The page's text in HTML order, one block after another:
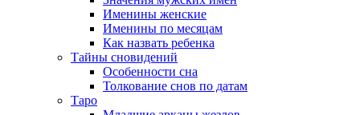
Именины женские
Именины по месяцам
Как назвать ребенка
Тайны сновидений
Особенности сна
Толкование снов по датам
Таро